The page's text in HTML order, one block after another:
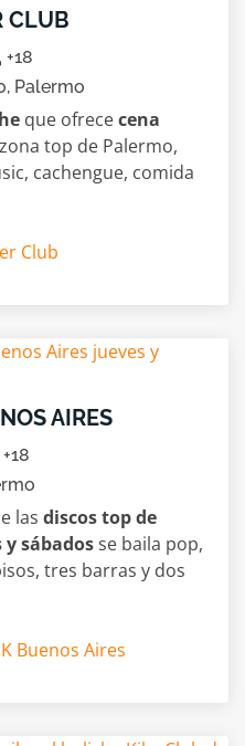
CLUB
+18
Palermo
que ofrececena
top de Palermo,
cachengue, comida
Club
AIRES
+18
las discos top de
y sábadosse baila pop,
tres barras y dos
Buenos Aires